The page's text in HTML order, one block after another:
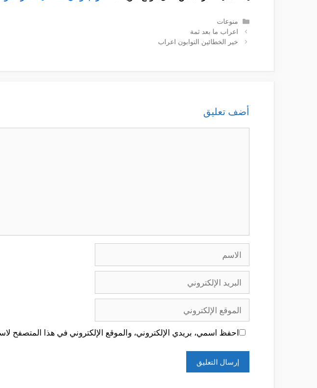
التصنيفات
منوعات
اعراب ما بعد ثمة
خير الخطائين التوابون اعراب
أضف تعليق
الاسم
البريد
الإلكتروني
الموقع
الإلكتروني
احفظ اسمي، بريدي الإلكتروني، والموقع الإلكتروني في هذا المتصفح